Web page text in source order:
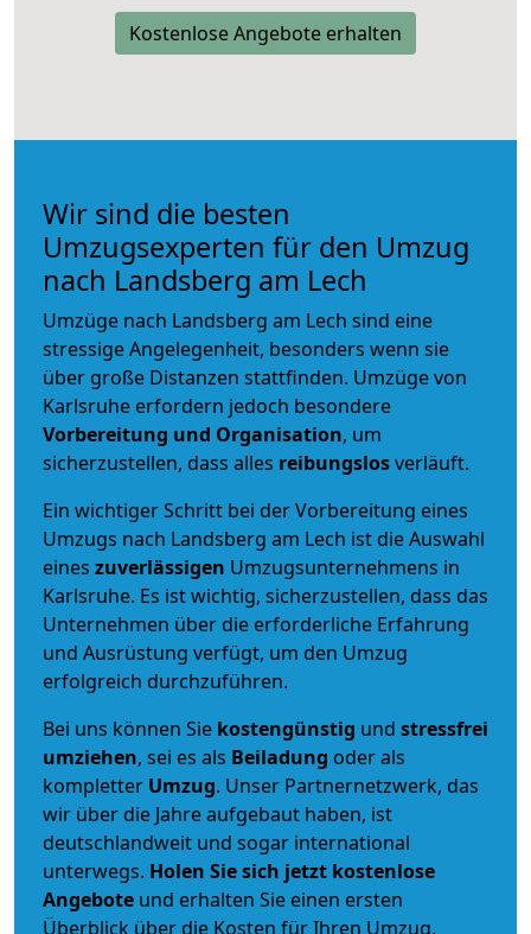
Kostenlose Angebote erhalten
Wir sind die besten
Umzugsexperten für den Umzug
nach Landsberg am Lech
Umzüge nach Landsberg am Lech sind eine
stressige Angelegenheit, besonders wenn sie
über große Distanzen stattfinden. Umzüge von
Karlsruhe erfordern jedoch besondere
Vorbereitung und Organisation, um
sicherzustellen, dass alles reibungslosverläuft.
Ein wichtiger Schritt bei der Vorbereitung eines
Umzugs nach Landsberg am Lech ist die Auswahl
eines zuverlässigen Umzugsunternehmens in
Karlsruhe. Es ist wichtig, sicherzustellen, dass das
Unternehmen über die erforderliche Erfahrung
und Ausrüstung verfügt, um den Umzug
erfolgreich durchzuführen.
Bei uns können Sie kostengünstig und stressfrei
umziehen, sei es als Beiladung oder als
kompletter Umzug. Unser Partnernetzwerk, das
wir über die Jahre aufgebaut haben, ist
deutschlandweit und sogar international
unterwegs. Holen Sie sich jetzt kostenlose
Angebote und erhalten Sie einen ersten
Überblick über die Kosten für Ihren Umzug.